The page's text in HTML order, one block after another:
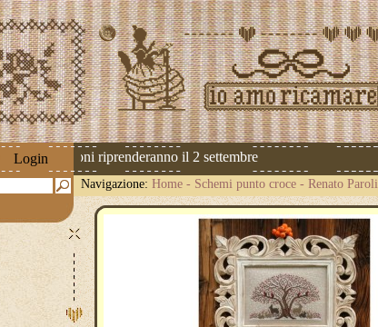
Login
Le spedizioni riprenderanno il 2 settembre
Navigazione: Home - Schemi punto croce - Renato